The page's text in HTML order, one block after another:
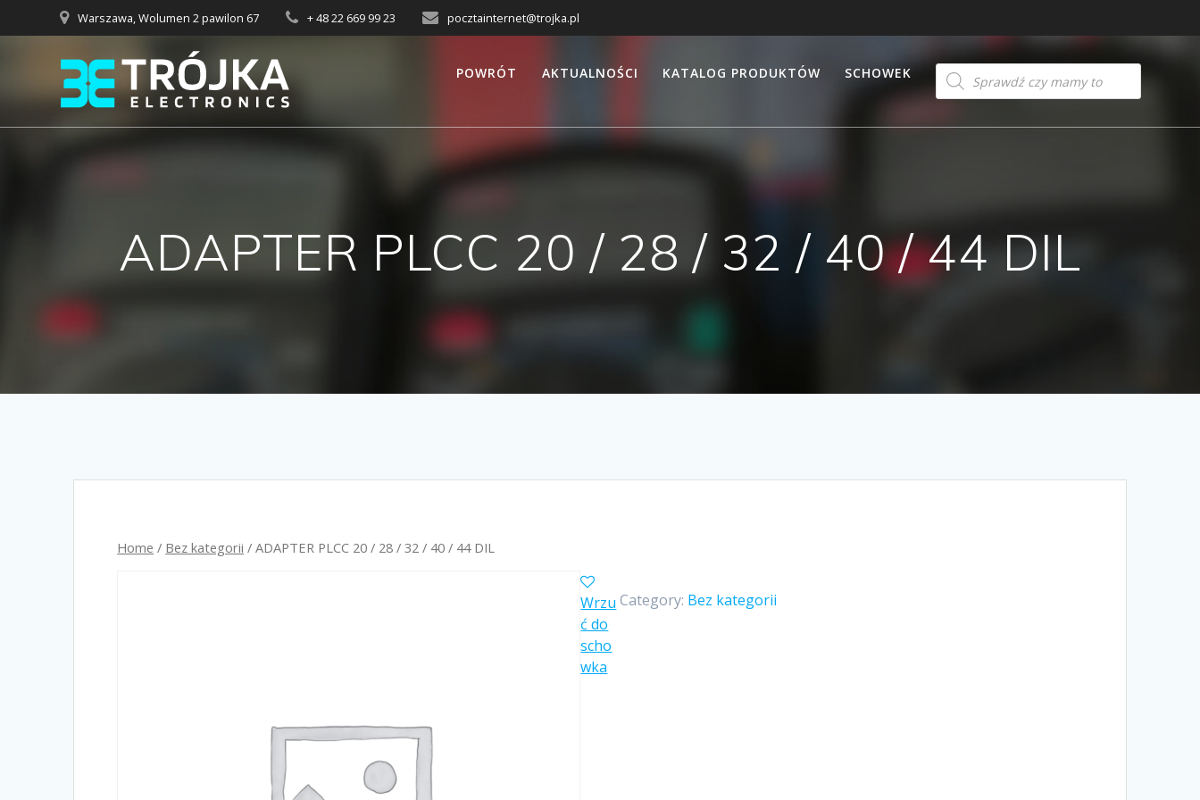
do
Warszawa, Wolumen 2 pawilon 67 + 48 22 669 99 23 pocztainternet@trojka.pl
POWRÓT AKTUALNOŚCI KATALOG PRODUKTÓW SCHOWEK
Products
search
ADAPTER PLCC 20 / 28 / 32 / 40 / 44 DIL
Home / Bez kategorii / ADAPTER PLCC 20 / 28 / 32 / 40 / 44 DIL
Category: Bez kategorii
Wrzu
ć do
scho
wka